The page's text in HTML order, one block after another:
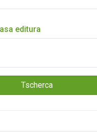
editura
Tscherca